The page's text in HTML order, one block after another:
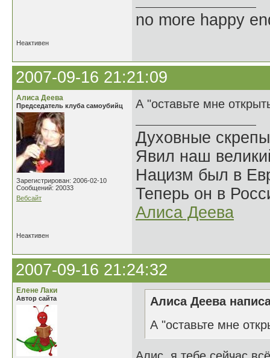
no more happy
Неактивен
2007-09-16 21:21:09
Алиса Деева
Председатель клуба самоубийц
Зарегистрирован: 2006-02-10
Сообщений: 20033
Вебсайт
А "оставьте мне
Духовные
Явил наш
Нацизм был в
Теперь он в
Алиса Деева
Неактивен
2007-09-16 21:24:32
Елене Лаки
Автор сайта
Алиса Деева
А "оставьте мне